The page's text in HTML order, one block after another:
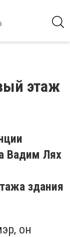
этаж
Вадим Лях
здания
он